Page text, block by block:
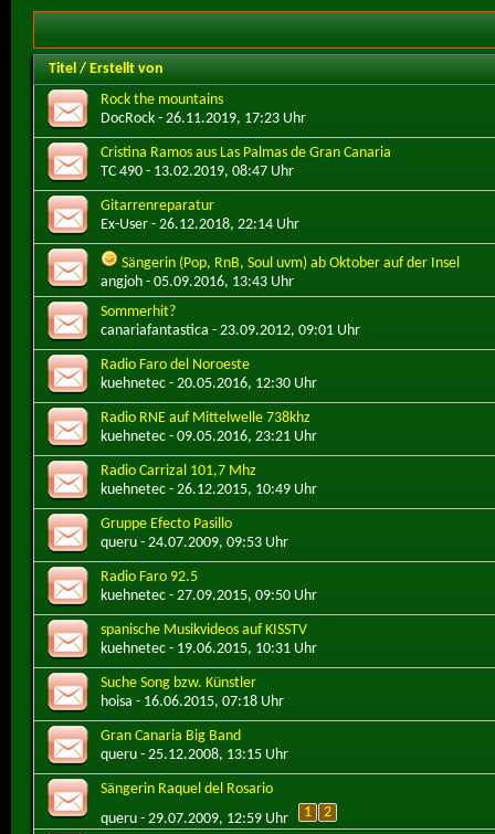
Titel / Erstellt von
Rock the mountains
DocRock - 26.11.2019, 17:23 Uhr
Cristina Ramos aus Las Palmas de Gran Canaria
TC 490 - 13.02.2019, 08:47 Uhr
Gitarrenreparatur
Ex-User - 26.12.2018, 22:14 Uhr
Sängerin (Pop, RnB, Soul uvm) ab Oktober auf der Insel
angjoh - 05.09.2016, 13:43 Uhr
Sommerhit?
canariafantastica - 23.09.2012, 09:01 Uhr
Radio Faro del Noroeste
kuehnetec - 20.05.2016, 12:30 Uhr
Radio RNE auf Mittelwelle 738khz
kuehnetec - 09.05.2016, 23:21 Uhr
Radio Carrizal 101,7 Mhz
kuehnetec - 26.12.2015, 10:49 Uhr
Gruppe Efecto Pasillo
queru - 24.07.2009, 09:53 Uhr
Radio Faro 92.5
kuehnetec - 27.09.2015, 09:50 Uhr
spanische Musikvideos auf KISSTV
kuehnetec - 19.06.2015, 10:31 Uhr
Suche Song bzw. Künstler
hoisa - 16.06.2015, 07:18 Uhr
Gran Canaria Big Band
queru - 25.12.2008, 13:15 Uhr
Sängerin Raquel del Rosario
queru - 29.07.2009, 12:59 Uhr 1
2